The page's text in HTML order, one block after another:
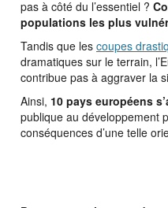
pas à côté du l’essentiel ?
populations les plus
Tandis que les coupes
dramatiques sur le terrain,
contribue pas à aggraver la
Ainsi, 10 pays européens
publique au développement
conséquences d’une telle